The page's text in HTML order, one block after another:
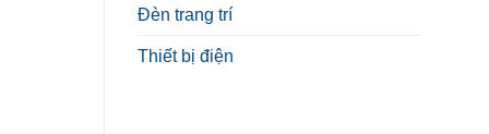
Đèn trang trí
Thiết bị điện